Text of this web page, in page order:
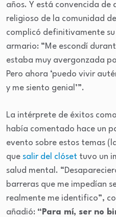
años. Y está convencida
religioso de la comunidad
complicó definitivamente su
armario: “Me escondí
estaba muy avergonzada
Pero ahora ‘puedo vivir
y me siento genial’”.
La intérprete de éxitos como
había comentado hace un
evento sobre estos temas
que salir del clóset tuvo un
salud mental.
barreras que me impedían
realmente me identifico”,
añadió: “Para mí, ser no